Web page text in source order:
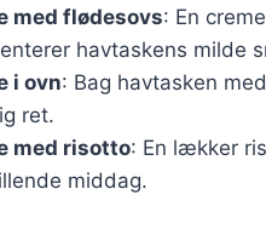
med flødesovs: En
havtaskens milde
i ovn: Bag havtasken
ret.
med risotto: En lækker
middag.